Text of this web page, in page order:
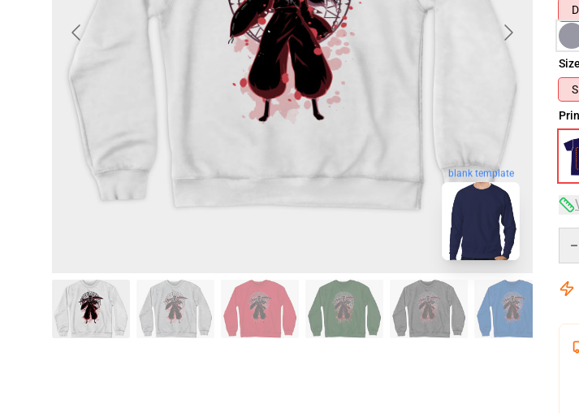
blank template
Size
S